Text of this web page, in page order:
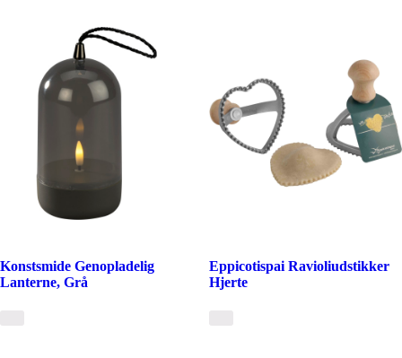
Konstsmide Genopladelig
Lanterne, Grå
Eppicotispai Ravioliudstikker
Hjerte